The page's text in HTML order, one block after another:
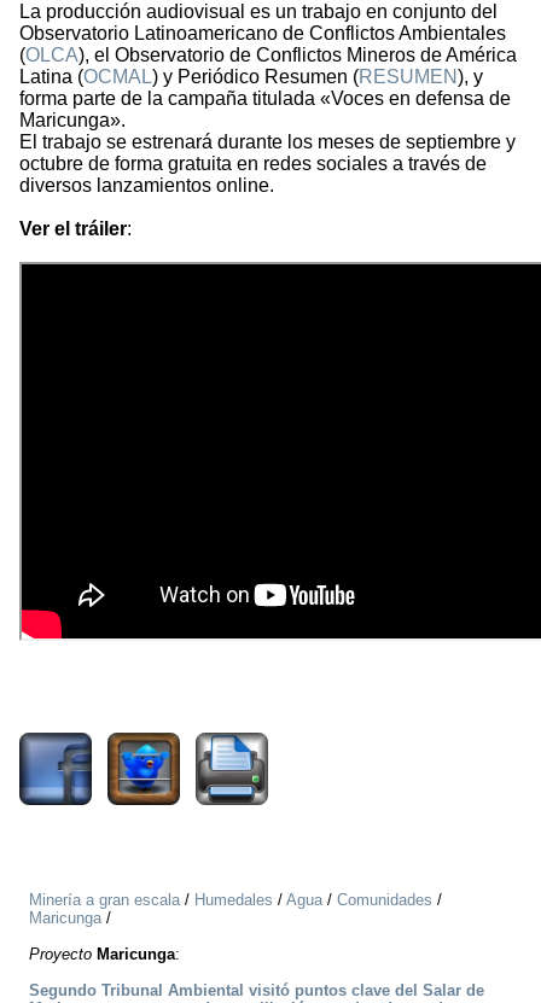
La producción audiovisual es un trabajo en conjunto del
Observatorio Latinoamericano de Conflictos Ambientales
(OLCA), el Observatorio de Conflictos Mineros de América
Latina (OCMAL) y Periódico Resumen (RESUMEN), y
forma parte de la campaña titulada «Voces en defensa de
Maricunga».
El trabajo se estrenará durante los meses de septiembre y
octubre de forma gratuita en redes sociales a través de
diversos lanzamientos online.
Ver el tráiler:
Minería a gran escala/ Humedales / Agua/ Comunidades /
Maricunga/
Proyecto Maricunga:
Segundo Tribunal Ambiental visitó puntos clave del Salar de